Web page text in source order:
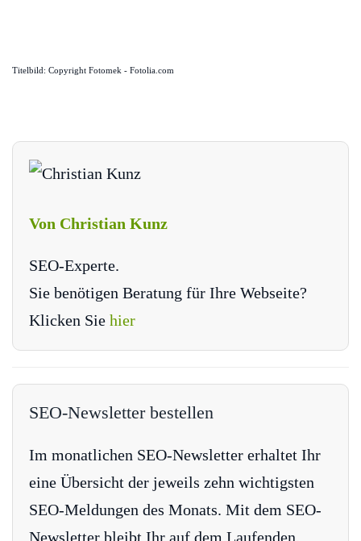
Titelbild: Copyright Fotomek - Fotolia.com
Von Christian Kunz
SEO-Experte.
Sie benötigen Beratung für Ihre Webseite?
Klicken Sie hier
SEO-Newsletter bestellen
Im monatlichen SEO-Newsletter erhaltet Ihr
eine Übersicht der jeweils zehn wichtigsten
SEO-Meldungen des Monats. Mit dem SEO-
Newsletter bleibt Ihr auf dem Laufenden.